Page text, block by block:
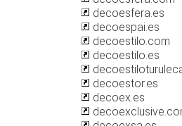
decoesfera.es
decoespai.es
decoestilo.com
decoestilo.es
decoestor.es
decoex.es